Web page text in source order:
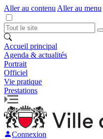
Aller au contenu Aller au menu
Accueil principal
Agenda & actualités
Portrait
Officiel
Vie pratique
Prestations
Connexion